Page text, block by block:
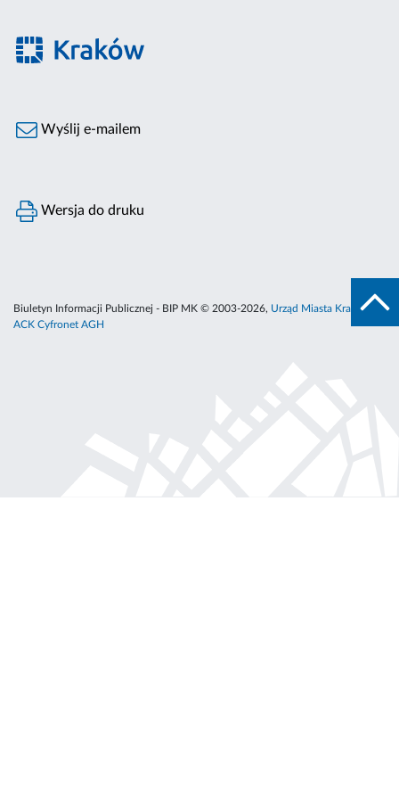
Wyślij e-mailem
Wersja do druku
Biuletyn Informacji Publicznej - BIP MK © 2003-2026, Urząd Miasta Krakowa
ACK Cyfronet AGH